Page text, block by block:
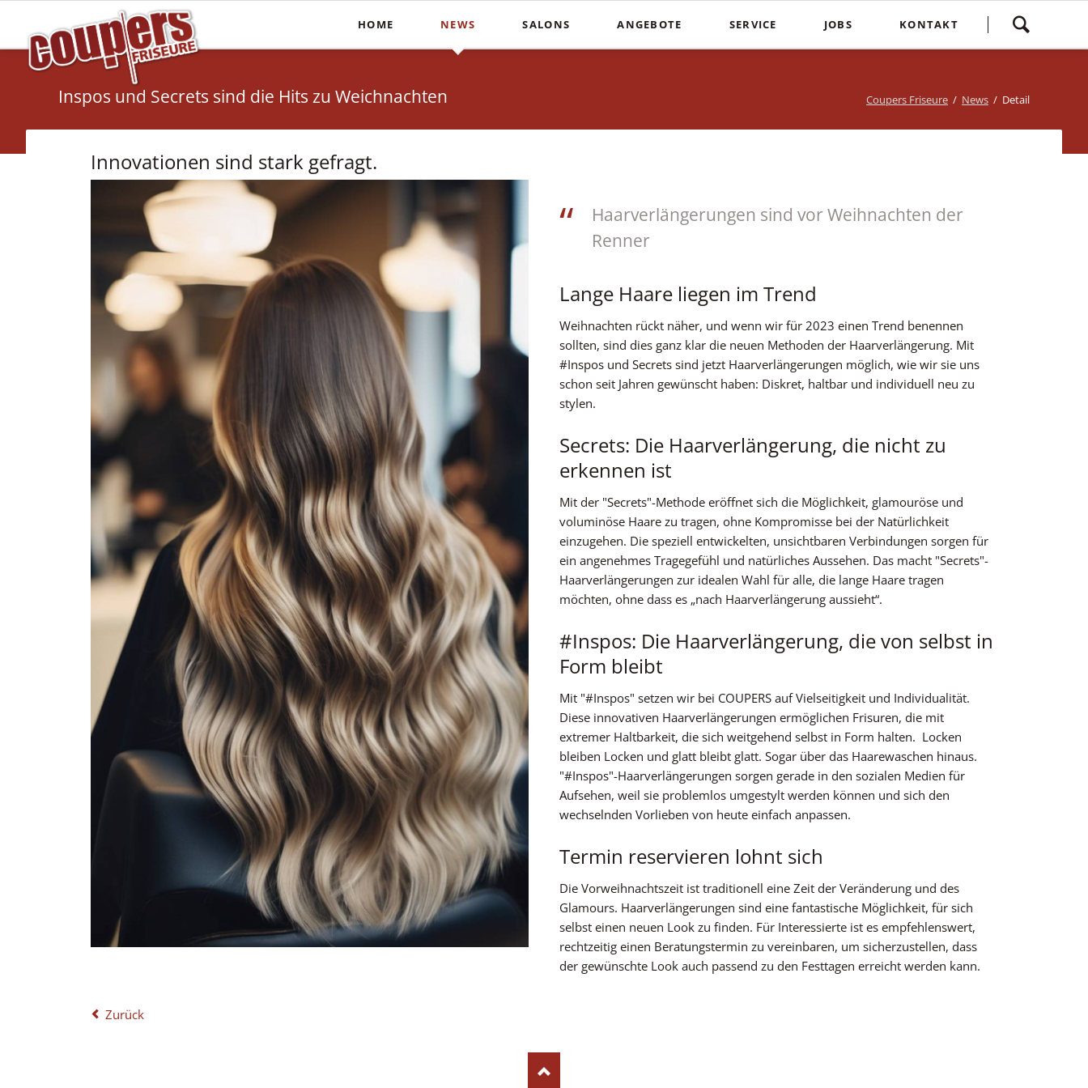
überspringen
HOME NEWS SALONS
Coupers am Stephansplatz
ANGEBOTE
Mehr Haare
Haarverlängerungen
Haaranalyse
Schnitte
SERVICE
Kostenlose Kinderhaarschnitte
Treuebonus
JOBS KONTAKT
Bewertung
Friseurbewertung
Inspos und Secrets sind die Hits zu Weichnachten Coupers Friseure News Detail
Innovationen sind stark gefragt.
Haarverlängerungen sind vor Weihnachten der
Renner
Lange Haare liegen im Trend
Weihnachten rückt näher, und wenn wir für 2023 einen Trend benennen
sollten, sind dies ganz klar die neuen Methoden der Haarverlängerung. Mit
#Inspos und Secrets sind jetzt Haarverlängerungen möglich, wie wir sie uns
schon seit Jahren gewünscht haben: Diskret, haltbar und individuell neu zu
stylen.
Secrets: Die Haarverlängerung, die nicht zu
erkennen ist
Mit der "Secrets"-Methode eröffnet sich die Möglichkeit, glamouröse und
voluminöse Haare zu tragen, ohne Kompromisse bei der Natürlichkeit
einzugehen. Die speziell entwickelten, unsichtbaren Verbindungen sorgen für
ein angenehmes Tragegefühl und natürliches Aussehen. Das macht "Secrets"-
Haarverlängerungen zur idealen Wahl für alle, die lange Haare tragen
möchten, ohne dass es „nach Haarverlängerung aussieht“.
#Inspos: Die Haarverlängerung, die von selbst in
Form bleibt
Mit "#Inspos" setzen wir bei COUPERS auf Vielseitigkeit und Individualität.
Diese innovativen Haarverlängerungen ermöglichen Frisuren, die mit
extremer Haltbarkeit, die sich weitgehend selbst in Form halten. Locken
bleiben Locken und glatt bleibt glatt. Sogar über das Haarewaschen hinaus.
"#Inspos"-Haarverlängerungen sorgen gerade in den sozialen Medien für
Aufsehen, weil sie problemlos umgestylt werden können und sich den
wechselnden Vorlieben von heute einfach anpassen.
Termin reservieren lohnt sich
Die Vorweihnachtszeit ist traditionell eine Zeit der Veränderung und des
Glamours. Haarverlängerungen sind eine fantastische Möglichkeit, für sich
selbst einen neuen Look zu finden. Für Interessierte ist es empfehlenswert,
rechtzeitig einen Beratungstermin zu vereinbaren, um sicherzustellen, dass
der gewünschte Look auch passend zu den Festtagen erreicht werden kann.
Zurück